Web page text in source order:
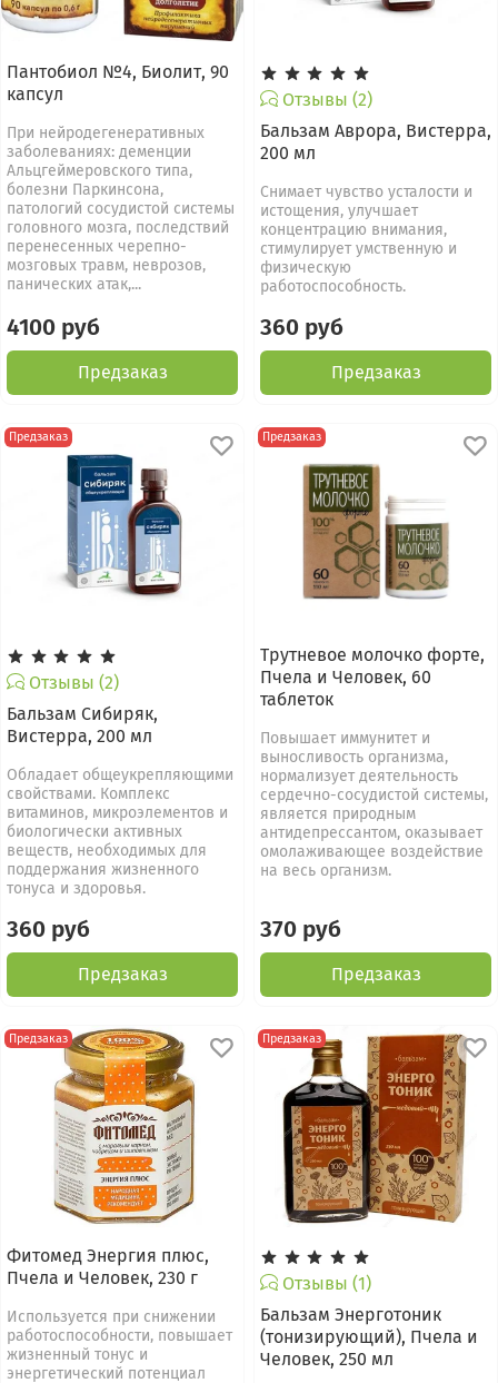
Пантобиол №4, Биолит, 90
капсул
При нейродегенеративных
заболеваниях: деменции
Альцгеймеровского типа,
болезни Паркинсона,
патологий сосудистой системы
головного мозга, последствий
перенесенных черепно-
мозговых травм, неврозов,
панических атак,...
4100 руб
Предзаказ
Отзывы (2)
Бальзам Аврора, Вистерра,
200 мл
Снимает чувство усталости и
истощения, улучшает
концентрацию внимания,
стимулирует умственную и
физическую
работоспособность.
360 руб
Предзаказ
Предзаказ
Отзывы (2)
Бальзам Сибиряк,
Вистерра, 200 мл
Обладает общеукрепляющими
свойствами. Комплекс
витаминов, микроэлементов и
биологически активных
веществ, необходимых для
поддержания жизненного
тонуса и здоровья.
360 руб
Предзаказ
Предзаказ
Трутневое молочко форте,
Пчела и Человек, 60
таблеток
Повышает иммунитет и
выносливость организма,
нормализует деятельность
сердечно-сосудистой системы,
является природным
антидепрессантом, оказывает
омолаживающее воздействие
на весь организм.
370 руб
Предзаказ
Предзаказ
Фитомед Энергия плюс,
Пчела и Человек, 230 г
Используется при снижении
работоспособности, повышает
жизненный тонус и
энергетический потенциал
Предзаказ
Отзывы (1)
Бальзам Энерготоник
(тонизирующий), Пчела и
Человек, 250 мл